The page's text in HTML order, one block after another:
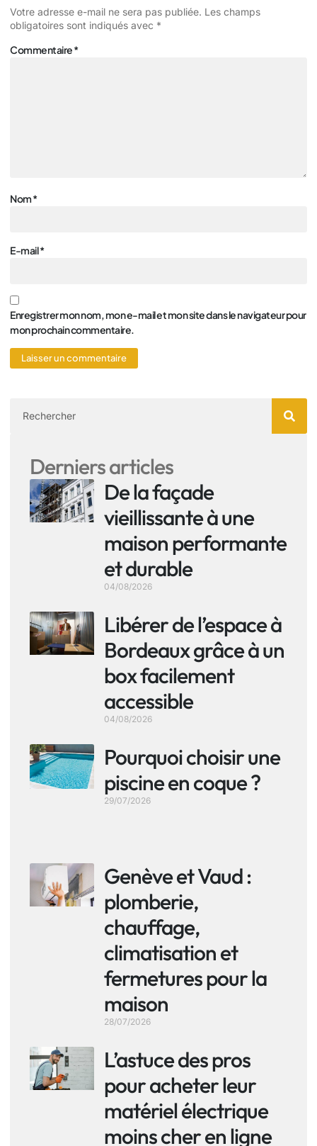
Votre adresse e-mail ne sera pas publiée. Les champs
obligatoires sont indiqués avec *
Commentaire*
Nom*
E-mail*
Enregistrer mon nom, mon e-mail et mon site dans le navigateur pour
mon prochain commentaire.
Derniers articles
De la façade
vieillissante à une
maison performante
et durable
04/08/2026
Libérer de l’espace à
Bordeaux grâce à un
box facilement
accessible
04/08/2026
Pourquoi choisir une
piscine en coque ?
29/07/2026
Genève et Vaud :
plomberie,
chauffage,
climatisation et
fermetures pour la
maison
28/07/2026
L’astuce des pros
pour acheter leur
matériel électrique
moins cher en ligne